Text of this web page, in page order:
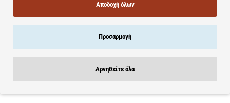
και φλεγμονές, έχει αντιβακτηριακές ιδιότητες, καταπολεμά τις
ελεύθερες ρίζες, ενυδατώνει, τονώνει ,
βελτιώνει την ελαστικότητα,
θρέφει , καταπραΰνει, έχει αντιγηραντικές
Αποδοχή όλων
Προσαρμογή
Αρνηθείτε όλα